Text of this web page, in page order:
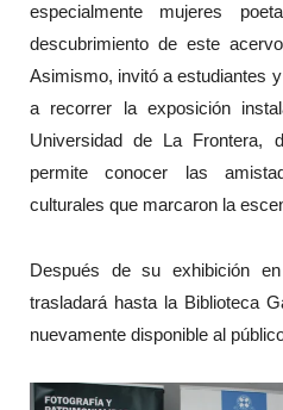
especialmente mujeres
descubrimiento de este
Asimismo, invitó a estudiantes
a recorrer la exposición
Universidad de La Frontera,
permite conocer las
culturales que marcaron la
Después de su exhibición
trasladará hasta la Biblioteca
nuevamente disponible al